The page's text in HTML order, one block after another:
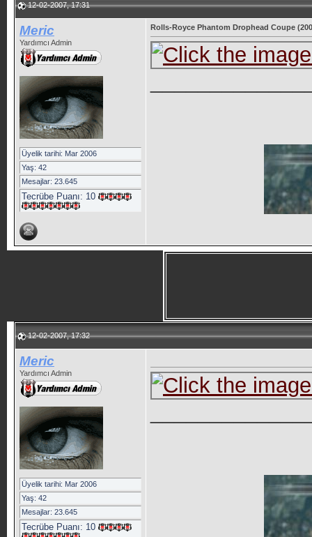
12-02-2007, 17:31
Meric
Yardımcı Admin
Üyelik tarihi: Mar 2006
Yaş: 42
Mesajlar: 23.645
Tecrübe Puanı: 10
Rolls-Royce Phantom Drophead Coupe
12-02-2007, 17:32
Meric
Yardımcı Admin
Üyelik tarihi: Mar 2006
Yaş: 42
Mesajlar: 23.645
Tecrübe Puanı: 10